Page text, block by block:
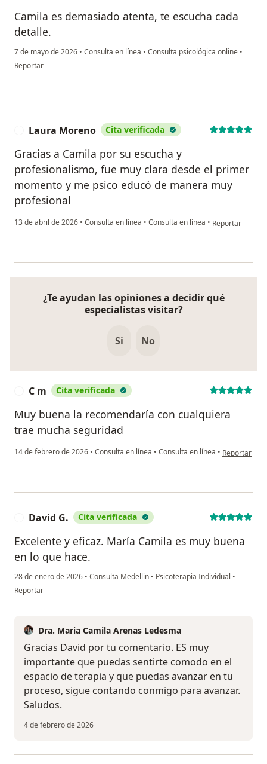
Camila es demasiado atenta, te escucha cada
detalle.
7 de mayo de 2026 • Consulta en línea • Consulta psicológica online •
en opinión del usuario CV
Reportar
Laura Moreno Cita verificada
Gracias a Camila por su escucha y
profesionalismo, fue muy clara desde el primer
momento y me psico educó de manera muy
profesional
13 de abril de 2026 • Consulta en línea • Consulta en línea • en opinión del
Reportar
¿Te ayudan las opiniones a decidir qué
especialistas visitar?
Si No
C m Cita verificada
Muy buena la recomendaría con cualquiera
trae mucha seguridad
14 de febrero de 2026 • Consulta en línea • Consulta en línea • en opinión
Reportar
David G. Cita verificada
Excelente y eficaz. María Camila es muy buena
en lo que hace.
28 de enero de 2026 • Consulta Medellin • Psicoterapia Individual •
en opinión del usuario David G.
Reportar
Dra. Maria Camila Arenas Ledesma
Gracias David por tu comentario. ES muy
importante que puedas sentirte comodo en el
espacio de terapia y que puedas avanzar en tu
proceso, sigue contando conmigo para avanzar.
Saludos.
4 de febrero de 2026